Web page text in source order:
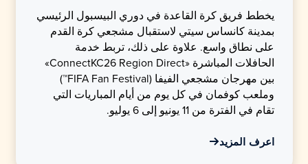
يخطط فريق كرة القاعدة في دوري البيسبول الرئيسي
بمدينة كانساس سيتي لاستقبال مشجعي كرة القدم
على نطاق واسع. علاوة على ذلك، تربط خدمة
الحافلات المباشرة «ConnectKC26 Region Direct»
بين مهرجان مشجعي الفيفا (FIFA Fan Festival™)
وملعب كوفمان في كل يوم من أيام المباريات التي
تقام في الفترة من 11 يونيو إلى 6 يوليو.
اعرف المزيد